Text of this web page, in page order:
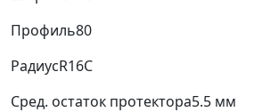
Профиль80
РадиусR16C
Сред. остаток протектора5.5 мм